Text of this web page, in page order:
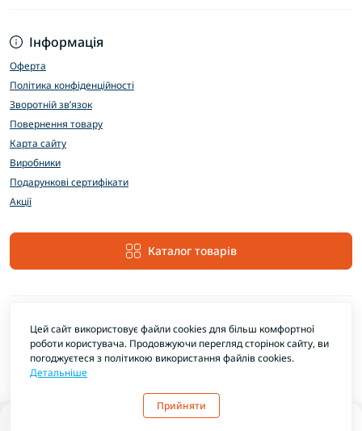
0
Інформація
Оферта
Політика конфіденційності
Зворотній зв’язок
Повернення товару
Карта сайту
Виробники
Подарункові сертифікати
Акції
Каталог товарів
Цей сайт використовує файли cookies для більш комфортної
роботи користувача. Продовжуючи перегляд сторінок сайту, ви
погоджуєтеся з політикою використання файлів cookies.
Детальніше
Прийняти